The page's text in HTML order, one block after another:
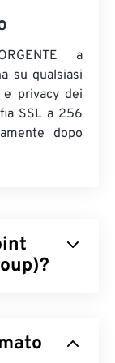
a
su qualsiasi
e privacy dei
SSL a 256
dopo
notevole